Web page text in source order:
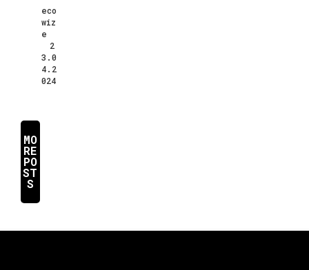
eco
wiz
e
2
3.0
4.2
024
MO
RE
PO
ST
S